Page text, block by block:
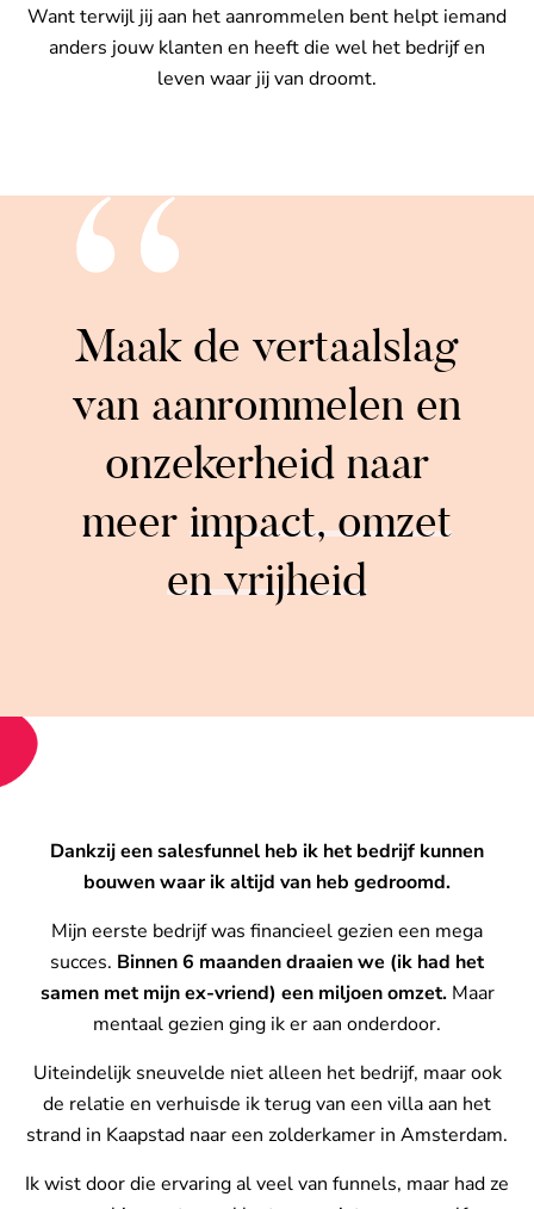
Want terwijl jij aan het aanrommelen bent helpt iemand
anders jouw klanten en heeft die wel het bedrijf en
leven waar jij van droomt.
“
Maak de vertaalslag
van aanrommelen en
onzekerheid naar
meer impact, omzet
en vrijheid
Dankzij een salesfunnel heb ik het bedrijf kunnen
bouwen waar ik altijd van heb gedroomd.
Mijn eerste bedrijf was financieel gezien een mega
succes. Binnen 6 maanden draaien we (ik had het
samen met mijn ex-vriend) een miljoen omzet.Maar
mentaal gezien ging ik er aan onderdoor.
Uiteindelijk sneuvelde niet alleen het bedrijf, maar ook
de relatie en verhuisde ik terug van een villa aan het
strand in Kaapstad naar een zolderkamer in Amsterdam.
Ik wist door die ervaring al veel van funnels, maar had ze